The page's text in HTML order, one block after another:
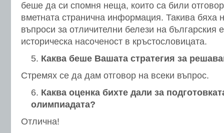
беше да си спомня неща, които са били
вметната странична информация. Такива бяха
въпроси за отличителни белези на българския
историческа насоченост в кръстословицата.
Каква беше Вашата стратегия за
Стремях се да дам отговор на всеки въпрос.
Каква оценка бихте дали за
олимпиадата?
Отлична!